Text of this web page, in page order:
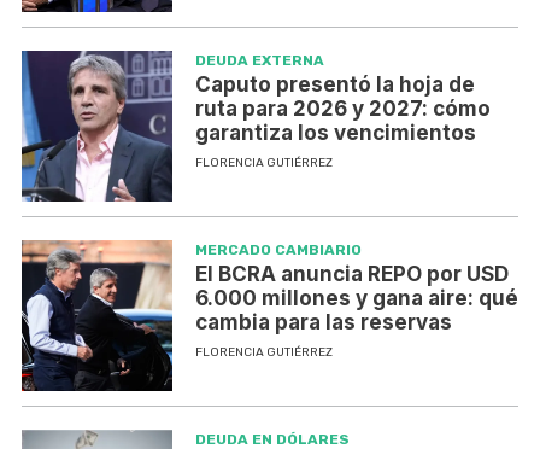
DEUDA EXTERNA
Caputo presentó la hoja de
ruta para 2026 y 2027: cómo
garantiza los vencimientos
FLORENCIA GUTIÉRREZ
MERCADO CAMBIARIO
El BCRA anuncia REPO por USD
6.000 millones y gana aire: qué
cambia para las reservas
FLORENCIA GUTIÉRREZ
DEUDA EN DÓLARES